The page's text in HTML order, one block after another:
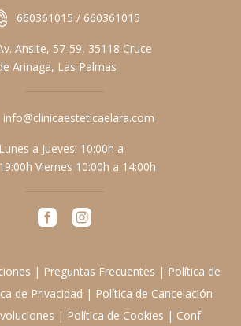
660361015 / 660361015
Ansite, 57-59, 35118 Cruce
Arinaga, Las Palmas
info@clinicaesteticaelara.com
Lunes a Jueves: 10:00h a
19:00h Viernes 10:00h a 14:00h
| Preguntas Frecuentes | Política de
de Privacidad | Política de Cancelación
| Política de Cookies | Conf.